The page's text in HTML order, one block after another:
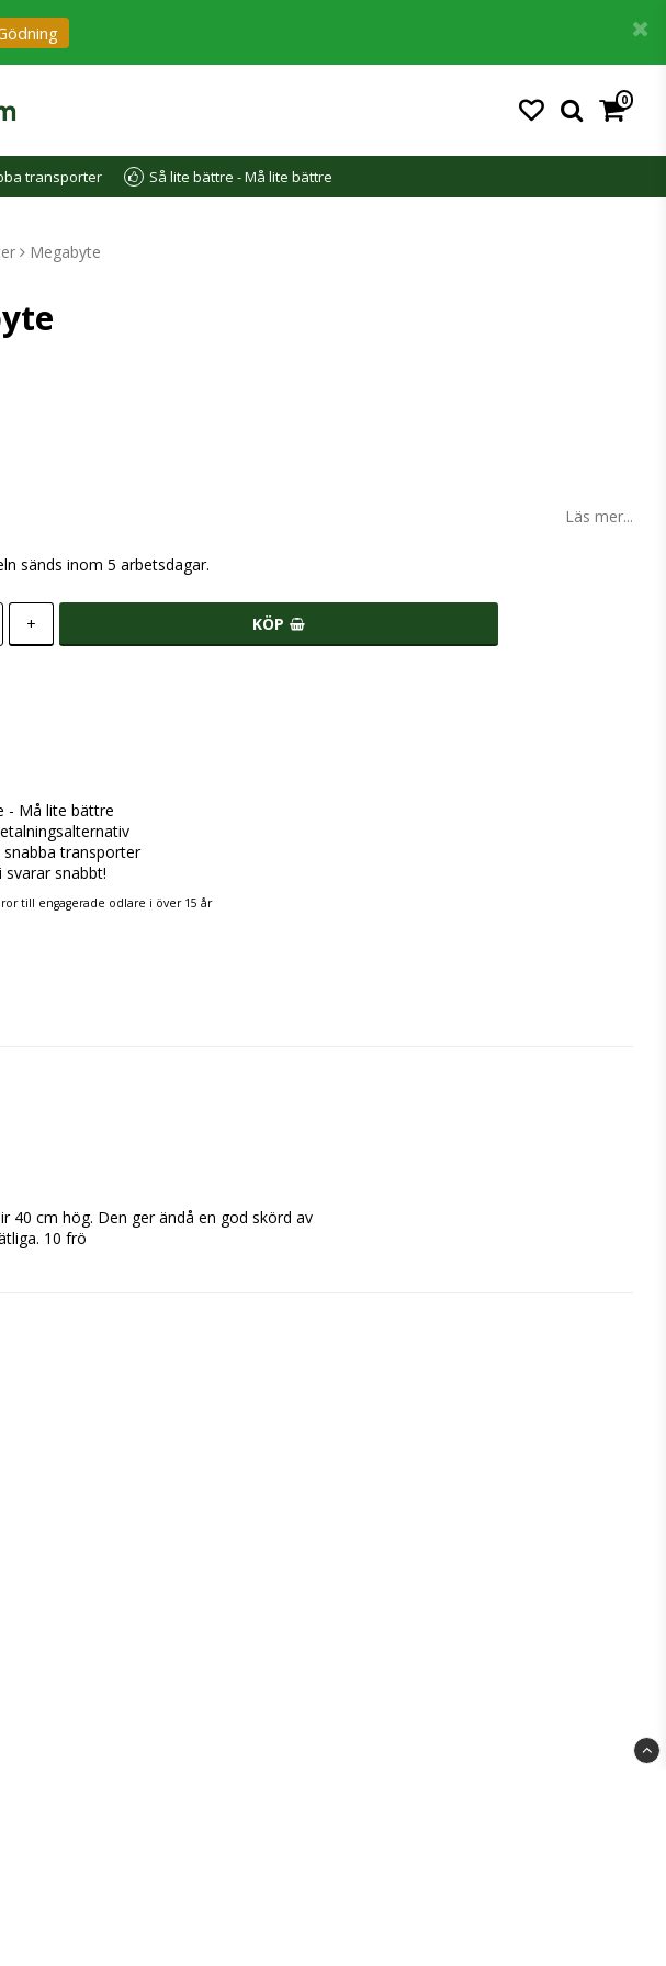
0
transporter Så lite bättre - Må lite bättre
Megabyte
favoritlistan
Läs mer...
sänds inom 5 arbetsdagar.
+ KÖP
- Må lite bättre
snabba transporter
svarar snabbt!
till engagerade odlare i över 15 år
40 cm hög. Den ger ändå en god skörd av
10 frö